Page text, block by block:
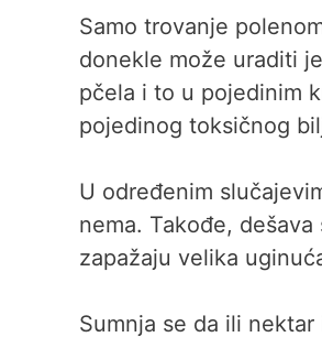
Samo trovanje
donekle može uraditi
pčela i to u pojedinim
pojedinog toksičnog
U određenim
nema. Takođe,
zapažaju velika
Sumnja se da ili